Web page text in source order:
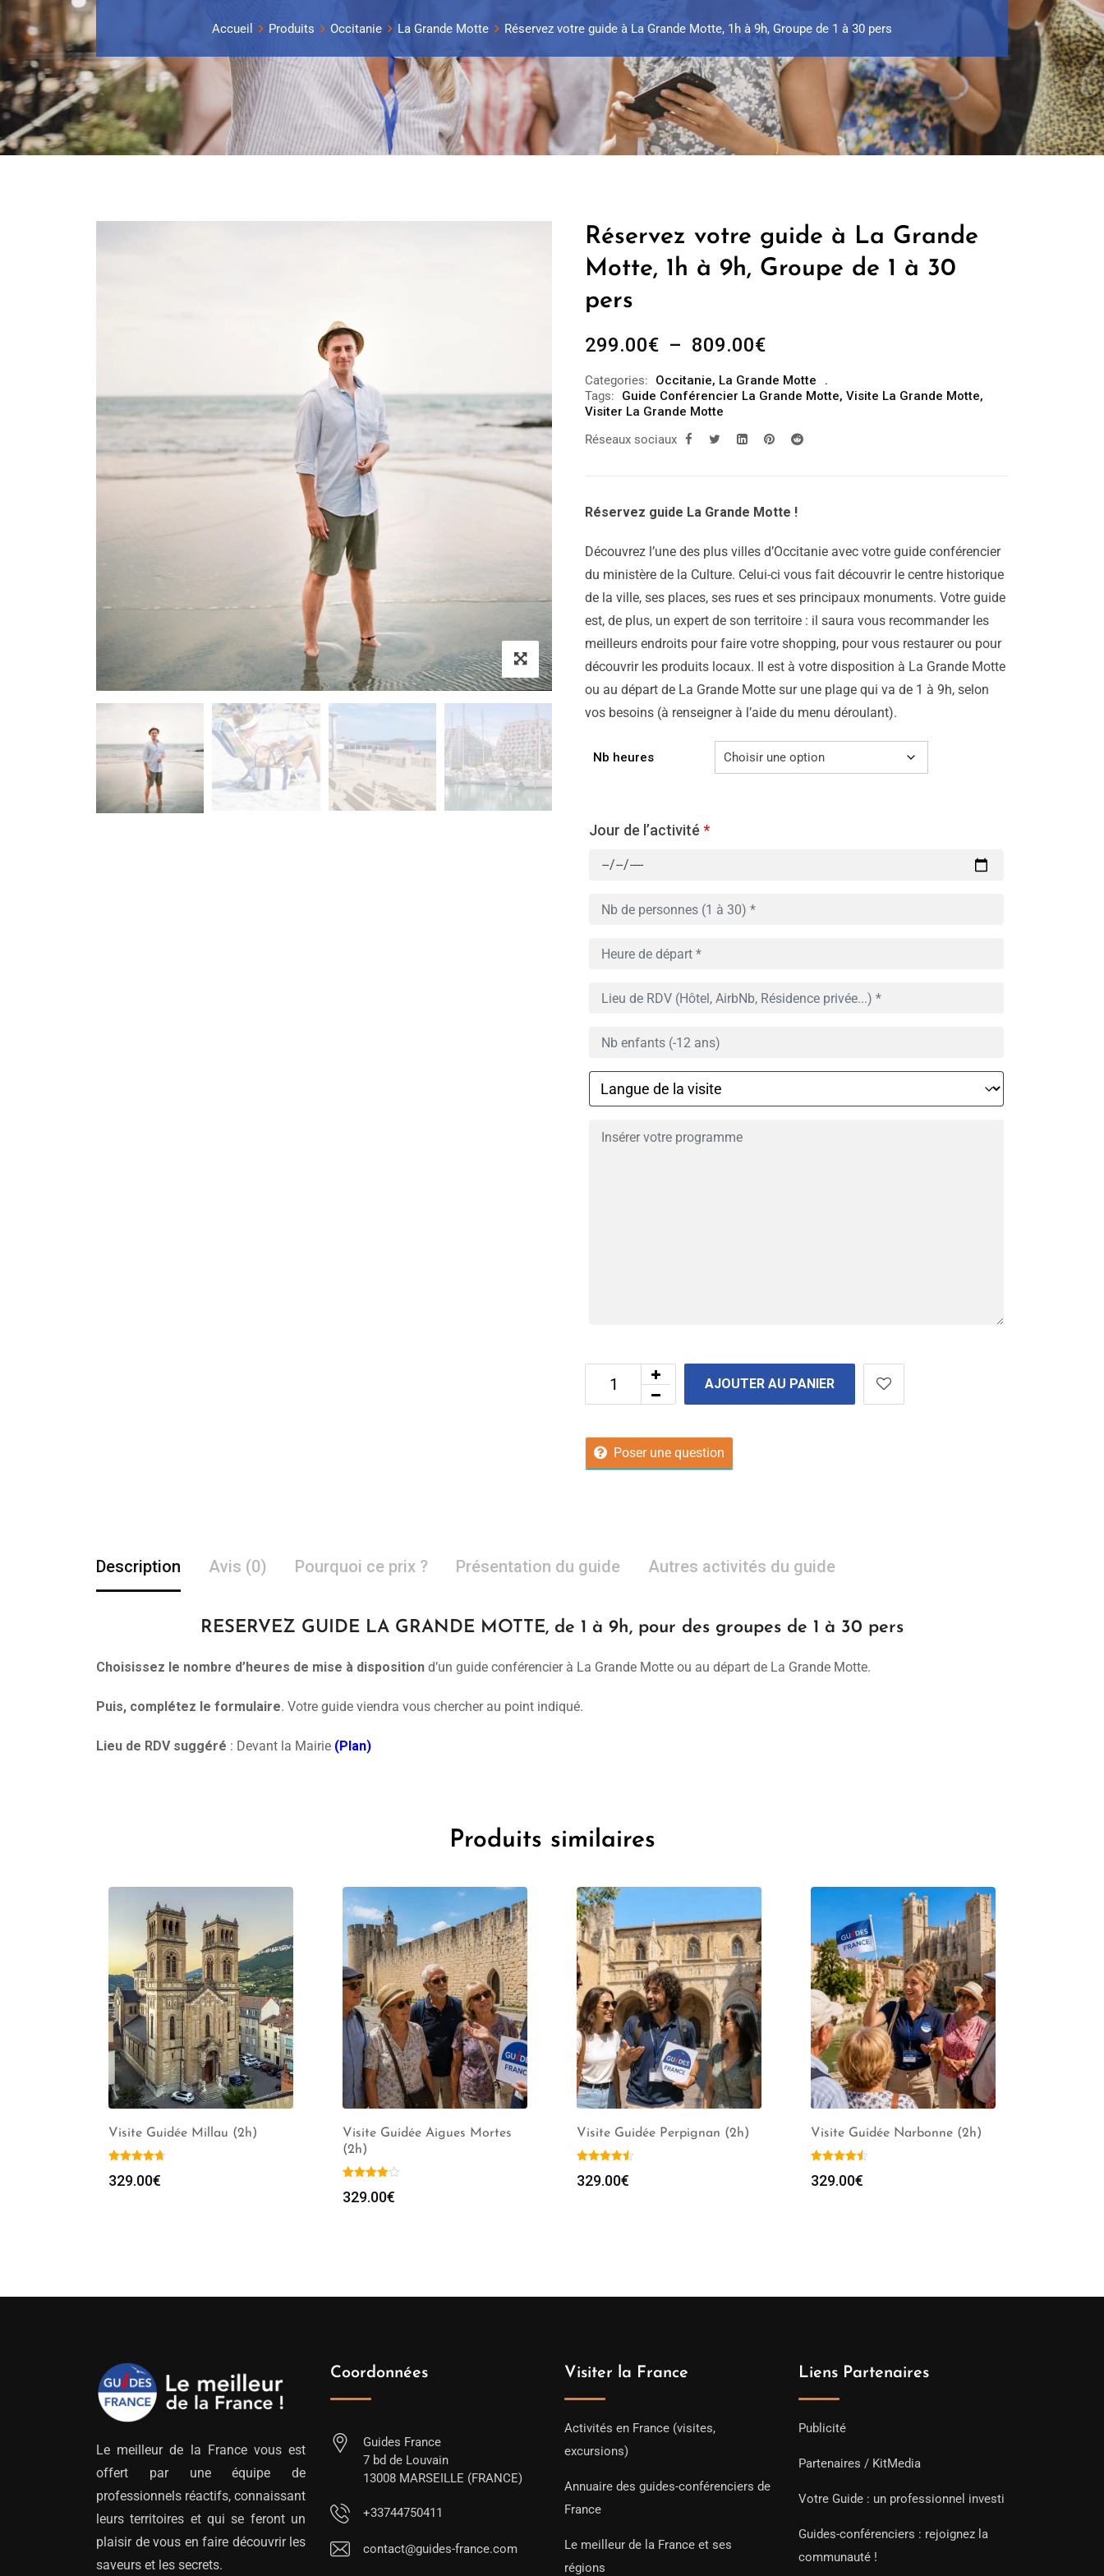
Accueil Produits Occitanie La Grande Motte Réservez votre guide à La Grande Motte, 1h à 9h, Groupe de 1 à 30 pers
Réservez votre guide à La Grande
Motte, 1h à 9h, Groupe de 1 à 30
pers
299.00€ – 809.00€Plage
prix :
à
Categories: Occitanie, La Grande Motte
Tags:
Guide Conférencier La Grande Motte, Visite La Grande Motte,
Visiter La Grande Motte
Réseaux sociaux
Réservez guide La Grande Motte !
Découvrez l’une des plus villes d’Occitanie avec votre guide conférencier
du ministère de la Culture. Celui-ci vous fait découvrir le centre historique
de la ville, ses places, ses rues et ses principaux monuments. Votre guide
est, de plus, un expert de son territoire : il saura vous recommander les
meilleurs endroits pour faire votre shopping, pour vous restaurer ou pour
découvrir les produits locaux. Il est à votre disposition à La Grande Motte
ou au départ de La Grande Motte sur une plage qui va de 1 à 9h, selon
vos besoins (à renseigner à l’aide du menu déroulant).
Nb heures
Jour de l’activité *
AJOUTER AU PANIER
Poser une question
Description Avis (0) Pourquoi ce prix ? Présentation du guide Autres activités du guide
RESERVEZ GUIDE LA GRANDE MOTTE, de 1 à 9h, pour des groupes de 1 à 30 pers
Choisissez le nombre d’heures de mise à disposition d’un guide conférencier à La Grande Motte ou au départ de La Grande Motte.
Puis, complétez le formulaire. Votre guide viendra vous chercher au point indiqué.
Lieu de RDV suggéré : Devant la Mairie (Plan)
Produits similaires
Visite Guidée Millau (2h)
329.00€
Visite Guidée Aigues Mortes
(2h)
329.00€
Visite Guidée Perpignan (2h)
329.00€
Visite Guidée Narbonne (2h)
329.00€
Le meilleur de la France vous est
offert par une équipe de
professionnels réactifs, connaissant
leurs territoires et qui se feront un
plaisir de vous en faire découvrir les
saveurs et les secrets.
Coordonnées
Guides France
7 bd de Louvain
13008 MARSEILLE (FRANCE)
+33744750411
contact@guides-france.com
Visiter la France
Activités en France (visites,
excursions)
Annuaire des guides-conférenciers de
France
Le meilleur de la France et ses
régions
Liens Partenaires
Publicité
Partenaires / KitMedia
Votre Guide : un professionnel investi
Guides-conférenciers : rejoignez la
communauté !